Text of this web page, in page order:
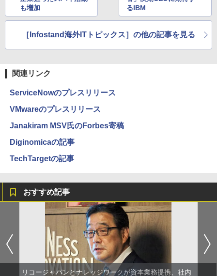
も増加
るIBM
［Infostand海外ITトピックス］の他の記事を見る
関連リンク
ServiceNowのプレスリリース
VMwareのプレスリリース
Janakiram MSV氏のForbes寄稿
Diginomicaの記事
TechTargetの記事
おすすめ記事
リコージャパンとナレッジワークが資本業務提携、社内